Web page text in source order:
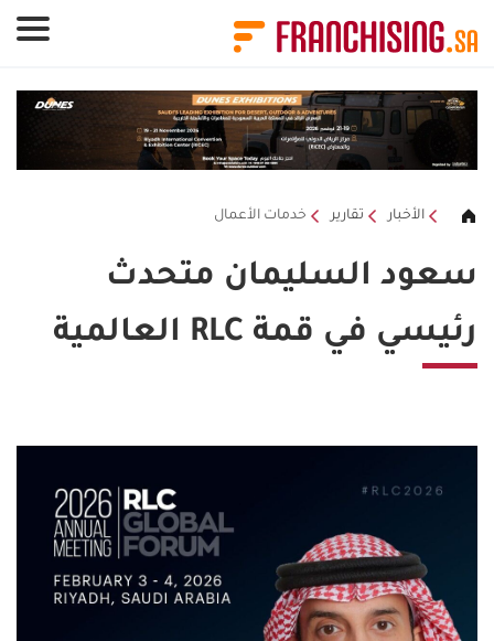
الأخبار تقارير خدمات الأعمال
سعود السليمان متحدث
رئيسي في قمة RLC العالمية
لوحة إدارة ملفات تعريف الارتباط